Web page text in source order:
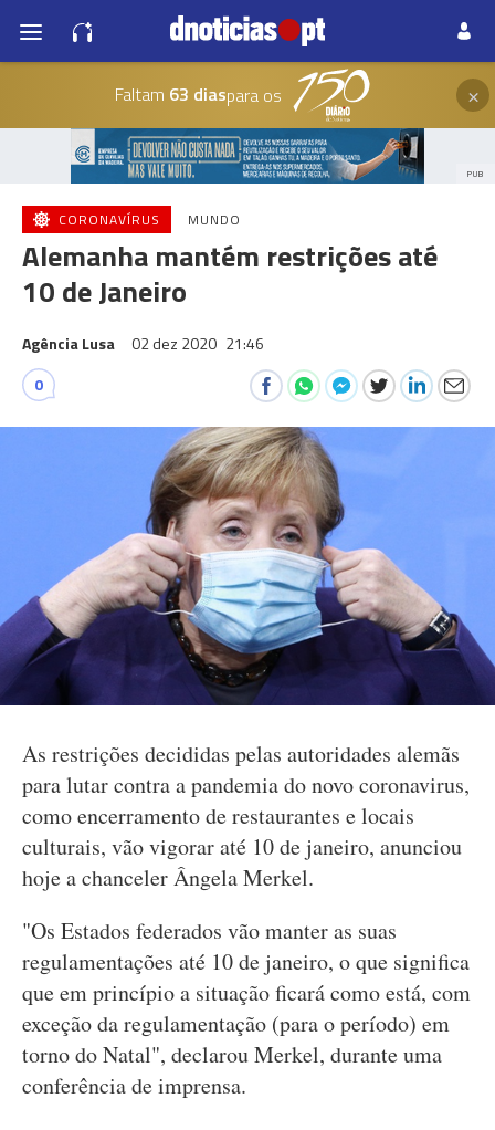
Faltam 63 diaspara os ×
PUB
CORONAVÍRUS MUNDO
Alemanha mantém restrições até
10 de Janeiro
Agência Lusa 02 dez 2020 21:46
0
As restrições decididas pelas autoridades alemãs
para lutar contra a pandemia do novo coronavirus,
como encerramento de restaurantes e locais
culturais, vão vigorar até 10 de janeiro, anunciou
hoje a chanceler Ângela Merkel.
"Os Estados federados vão manter as suas
regulamentações até 10 de janeiro, o que significa
que em princípio a situação ficará como está, com
exceção da regulamentação (para o período) em
torno do Natal", declarou Merkel, durante uma
conferência de imprensa.